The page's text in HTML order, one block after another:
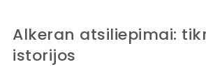
Alkeran atsiliepimai:
istorijos